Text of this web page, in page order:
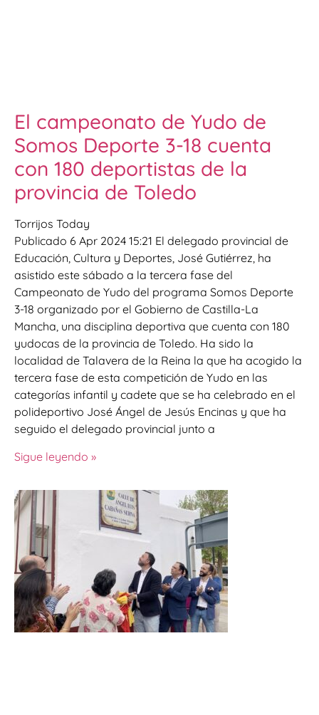
El campeonato de Yudo de
Somos Deporte 3-18 cuenta
con 180 deportistas de la
provincia de Toledo
Torrijos Today
Publicado 6 Apr 2024 15:21 El delegado provincial de
Educación, Cultura y Deportes, José Gutiérrez, ha
asistido este sábado a la tercera fase del
Campeonato de Yudo del programa Somos Deporte
3-18 organizado por el Gobierno de Castilla-La
Mancha, una disciplina deportiva que cuenta con 180
yudocas de la provincia de Toledo. Ha sido la
localidad de Talavera de la Reina la que ha acogido la
tercera fase de esta competición de Yudo en las
categorías infantil y cadete que se ha celebrado en el
polideportivo José Ángel de Jesús Encinas y que ha
seguido el delegado provincial junto a
Sigue leyendo »